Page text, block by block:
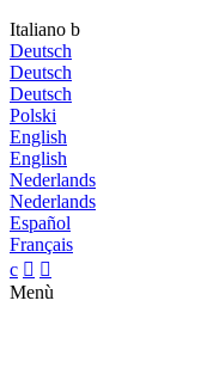
Italiano b
Deutsch
Deutsch
Deutsch
Polski
English
English
Nederlands
Nederlands
Español
Français
c  
Menù